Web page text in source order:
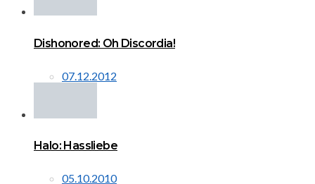
Dishonored: Oh Discordia!
07.12.2012
Halo: Hassliebe
05.10.2010